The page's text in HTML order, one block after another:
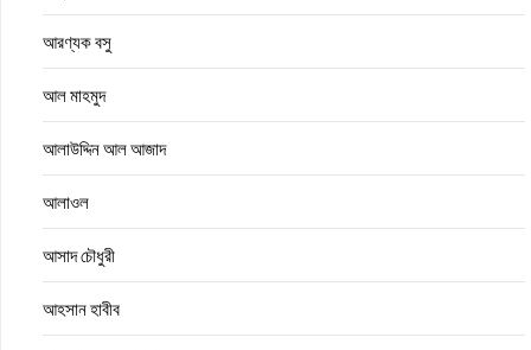
আরণ্যক বসু
আল মাহমুদ
আলাউদ্দিন আল আজাদ
আলাওল
আসাদ চৌধুরী
আহসান হাবীব